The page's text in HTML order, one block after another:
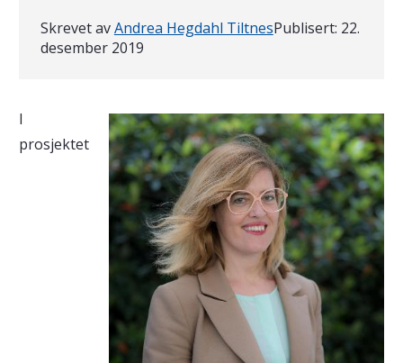
Skrevet avAndrea Hegdahl TiltnesPublisert: 22.
desember 2019
I
prosjektet